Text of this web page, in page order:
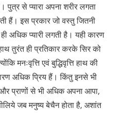
पुत्र से प्यारा अपना शरीर लगता
हैं। इस प्रकार जो वस्तु जितनी
अधिक प्यारी लगती है। यही कारण
तुरंत ही प्रतिकार करके सिर को
मनःवृत्ति एवं बुद्धिवृत्ति हाथ की
अधिक प्रिय हैं। किंतु इनसे भी
प्राणों से भी अधिक अपना आपा,
जब मनुष्य बेचैन होता है, अशांत